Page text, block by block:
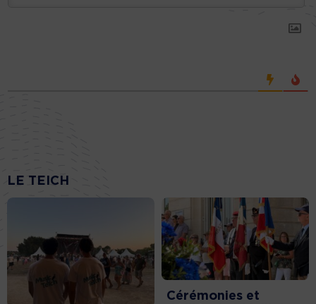
LE TEICH
Cérémonies et